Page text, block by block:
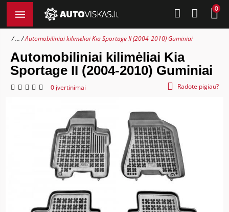
0
... Automobiliniai kilimėliai Kia Sportage II (2004-2010) Guminiai
Automobiliniai kilimėliai Kia
Sportage II (2004-2010) Guminiai
0 įvertinimai Radote pigiau?